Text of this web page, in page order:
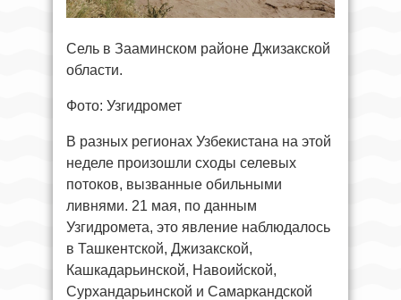
Сель в Зааминском районе Джизакской
области.
Фото: Узгидромет
В разных регионах Узбекистана на этой
неделе произошли сходы селевых
потоков, вызванные обильными
ливнями. 21 мая, по данным
Узгидромета, это явление наблюдалось
в Ташкентской, Джизакской,
Кашкадарьинской, Навоийской,
Сурхандарьинской и Самаркандской